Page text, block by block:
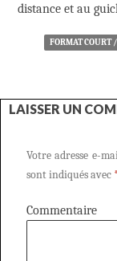
distance et au
FORMAT COURT
LAISSER UN
Votre adresse e-
sont indiqués avec *
Commentaire